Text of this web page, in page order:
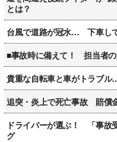
とは？
台風で道路が冠水… 下車し
■事故時に備えて！ 担当者
貴重な自転車と車がトラブ
追突・炎上で死亡事故 賠償
ドライバーが選ぶ！ 「事故
グ